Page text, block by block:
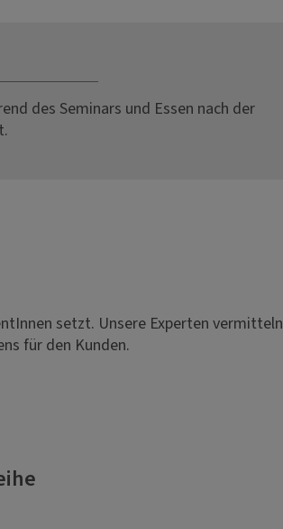
des Seminars und Essen nach der
setzt. Unsere Experten vermitteln
für den Kunden.